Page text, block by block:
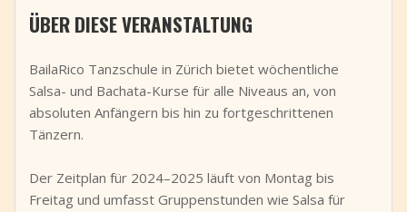
ÜBER DIESE VERANSTALTUNG
BailaRico Tanzschule in Zürich bietet wöchentliche
Salsa- und Bachata-Kurse für alle Niveaus an, von
absoluten Anfängern bis hin zu fortgeschrittenen
Tänzern.
Der Zeitplan für 2024–2025 läuft von Montag bis
Freitag und umfasst Gruppenstunden wie Salsa für